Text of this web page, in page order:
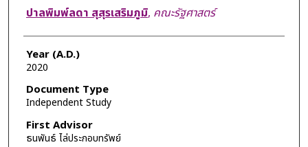
Author
ปาลพิมพ์ลดา สุสุรเสริมภูมิ, คณะรัฐศาสตร์
Year (A.D.)
2020
Document Type
Independent Study
First Advisor
ธนพันธ์ ไล่ประกอบทรัพย์